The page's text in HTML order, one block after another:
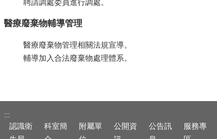
聘請調處委員進行調處。
醫療廢棄物輔導管理
醫療廢棄物管理相關法規宣導。
輔導加入合法廢棄物處理體系。
:::
認識衛
科室簡
附屬單
公開資
公告訊
服務專